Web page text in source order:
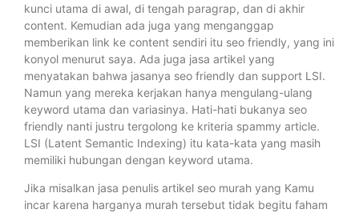
kunci utama di awal, di tengah paragrap, dan di akhir
content. Kemudian ada juga yang menganggap
memberikan link ke content sendiri itu seo friendly, yang ini
konyol menurut saya. Ada juga jasa artikel yang
menyatakan bahwa jasanya seo friendly dan support LSI.
Namun yang mereka kerjakan hanya mengulang-ulang
keyword utama dan variasinya. Hati-hati bukanya seo
friendly nanti justru tergolong ke kriteria spammy article.
LSI (Latent Semantic Indexing) itu kata-kata yang masih
memiliki hubungan dengan keyword utama.
Jika misalkan jasa penulis artikel seo murah yang Kamu
incar karena harganya murah tersebut tidak begitu faham